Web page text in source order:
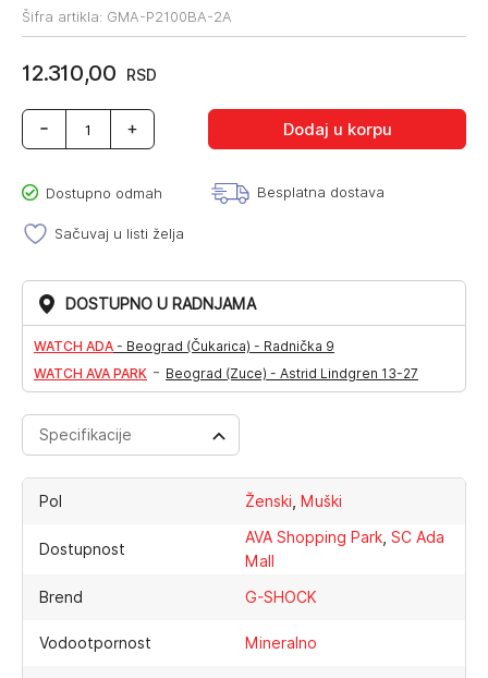
Šifra artikla: GMA-P2100BA-2A
12.310,00 RSD
G-
Shock
P2100BA-
2A
količina
Dodaj u korpu
Dostupno odmah Besplatna dostava
Sačuvaj u listi želja
DOSTUPNO U RADNJAMA
WATCH ADA - Beograd (Čukarica) - Radnička 9
WATCH AVA PARK - Beograd (Zuce) - Astrid Lindgren 13-27
Specifikacije
Pol Ženski, Muški
Dostupnost
AVA Shopping Park, SC Ada
Mall
Brend G-SHOCK
Vodootpornost Mineralno